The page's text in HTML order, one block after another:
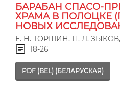
БАРАБАН СПАСО-
ХРАМА В ПОЛОЦКЕ
НОВЫХ
Е. Н. ТОРШИН, П. Л.
18-26
PDF (BEL) (БЕЛАРУСКАЯ)